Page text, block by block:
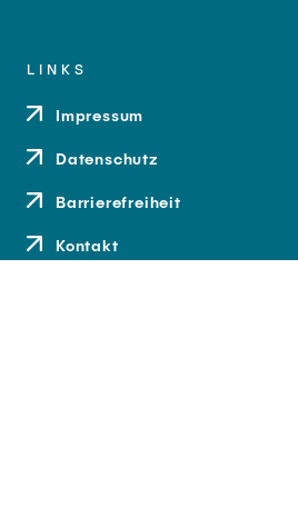
LINKS
Impressum
Datenschutz
Barrierefreiheit
Kontakt